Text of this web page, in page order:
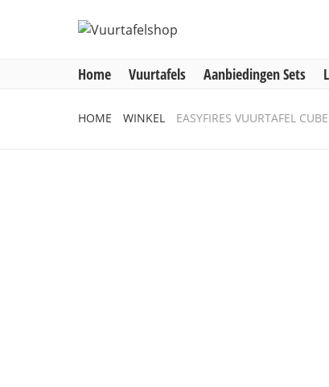
Home Vuurtafels Aanbiedingen Sets
HOME WINKEL EASYFIRES VUURTAFEL